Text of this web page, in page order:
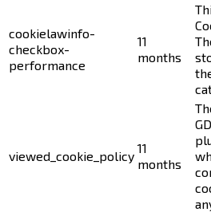
cookielawinfo-
checkbox-
performance
11
months
viewed_cookie_policy
11
months